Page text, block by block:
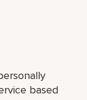
based